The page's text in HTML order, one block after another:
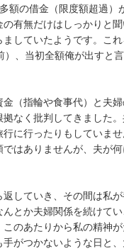
額の借金（限度額超過）
有無だけはしっかりと
していたようです。こ
、当初全額俺が出すと
（指輪や食事代）と夫
なく批判してきました
に行ったりもしていま
はありませんが、夫が
していき、その間は私
とか夫婦関係を続けて
のあたりから私の精神
がつかないような日と